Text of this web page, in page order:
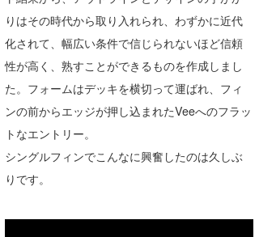
りはその時代から取り入れられ、わずかに近代
化されて、幅広い条件で信じられないほど信頼
性が高く、熟すことができるものを作成しまし
た。フォームはデッキを横切って運ばれ、フィ
ンの前からエッジが押し込まれたVeeへのフラッ
トなエントリー。
シングルフィンでこんなに興奮したのは久しぶ
りです。